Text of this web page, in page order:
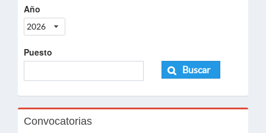
Año
2026
Puesto
Buscar
Convocatorias